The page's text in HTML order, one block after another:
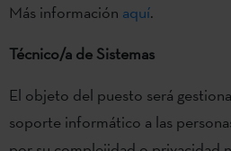
Más información aquí.
Técnico/a de Sistemas
El objeto del puesto será
soporte informático a las